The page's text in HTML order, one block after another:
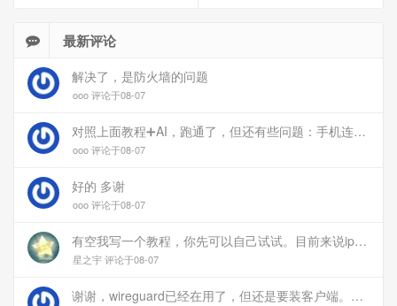
最新评论
解决了，是防火墙的问题
ooo 评论于08-07
对照上面教程➕AI，跑通了，但还有些问题：手机连上vpn后，部分家里内网的服务能访问（内网的Debian服务器可以），部分不能(routeros网页），不知道问题出在哪
ooo 评论于08-07
好的 多谢
ooo 评论于08-07
有空我写一个教程，你先可以自己试试。目前来说ipv6应该没问题的。
星之宇 评论于08-07
谢谢，wireguard已经在用了，但还是要装客户端。您这个方案连客户端都免了